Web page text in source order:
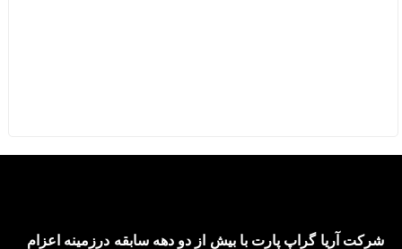
شرکت آریا گراپ پارت با بیش از دو دهه سابقه درزمینه اعزام